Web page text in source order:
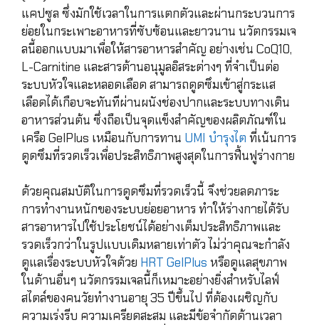
แคปซูล ซึ่งมักใช้เวลาในการแตกตัวและผ่านกระบวนการ
ย่อยในกระเพาะอาหารที่ซับซ้อนและยาวนาน นวัตกรรมเจ
ลนี้ออกแบบมาเพื่อให้สารอาหารสำคัญ อย่างเช่น CoQ10,
L-Carnitine และสารต้านอนุมูลอิสระต่างๆ ที่จำเป็นต่อ
ระบบหัวใจและหลอดเลือด สามารถดูดซึมเข้าสู่กระแส
เลือดได้เกือบจะทันทีผ่านผนังช่องปากและระบบทางเดิน
อาหารส่วนต้น ซึ่งถือเป็นจุดแข็งสำคัญของผลิตภัณฑ์ใน
เครือ GelPlus เหมือนกับการทาน UMI บำรุงไต ที่เน้นการ
ดูดซึมที่รวดเร็วเพื่อประสิทธิภาพสูงสุดในการฟื้นฟูร่างกาย
ด้วยคุณสมบัติในการดูดซึมที่รวดเร็วนี้ จึงช่วยลดภาระ
การทำงานหนักของระบบย่อยอาหาร ทำให้ร่างกายได้รับ
สารอาหารไปใช้ประโยชน์ได้อย่างเต็มประสิทธิภาพและ
รวดเร็วกว่าในรูปแบบเดิมหลายเท่าตัว ไม่ว่าคุณจะกำลัง
ดูแลเรื่องระบบหัวใจด้วย HRT GelPlus หรือดูแลสุขภาพ
ในด้านอื่นๆ นวัตกรรมเจลนี้ก็เหมาะอย่างยิ่งสำหรับไลฟ์
สไตล์ของคนวัยทำงานอายุ 35 ปีขึ้นไป ที่ต้องเผชิญกับ
ความเร่งรีบ ความเครียดสะสม และมีข้อจำกัดด้านเวลา